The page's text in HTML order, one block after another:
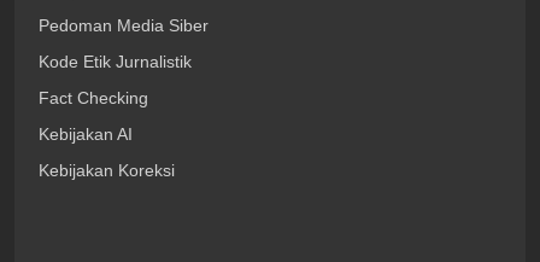
Pedoman Media Siber
Kode Etik Jurnalistik
Fact Checking
Kebijakan AI
Kebijakan Koreksi